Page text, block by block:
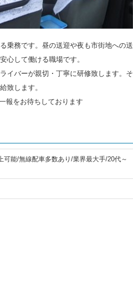
乗務です。昼の送迎や夜も市街地への送
心して働ける職場です。
イバーが親切・丁寧に研修致します。そ
致します。
報をお待ちしております
能/無線配車多数あり/業界最大手/20代～